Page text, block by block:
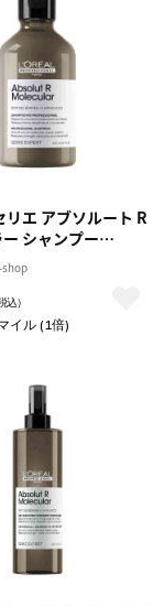
リエ アブソルート R
シャンプー
[2個セット]
shop
込）
イル (1倍)